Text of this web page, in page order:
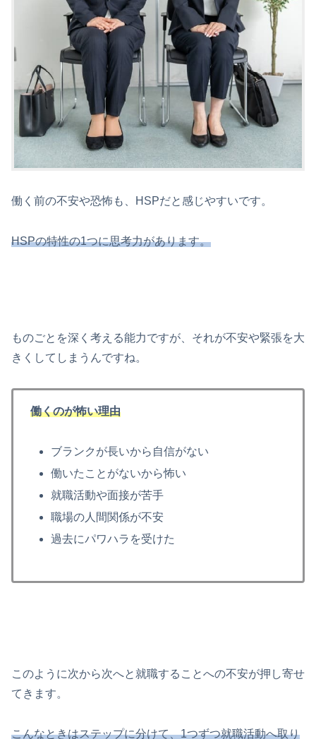
働く前の不安や恐怖も、HSPだと感じやすいです。
HSPの特性の1つに思考力があります。
ものごとを深く考える能力ですが、それが不安や緊張を大
きくしてしまうんですね。
働くのが怖い理由
ブランクが長いから自信がない
働いたことがないから怖い
就職活動や面接が苦手
職場の人間関係が不安
過去にパワハラを受けた
このように次から次へと就職することへの不安が押し寄せ
てきます。
こんなときはステップに分けて、1つずつ就職活動へ取り